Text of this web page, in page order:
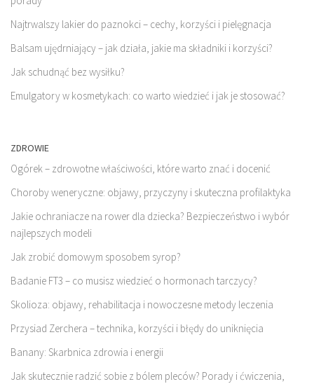
Najtrwalszy lakier do paznokci – cechy, korzyści i pielęgnacja
Balsam ujędrniający – jak działa, jakie ma składniki i korzyści?
Jak schudnąć bez wysiłku?
Emulgatory w kosmetykach: co warto wiedzieć i jak je stosować?
ZDROWIE
Ogórek – zdrowotne właściwości, które warto znać i docenić
Choroby weneryczne: objawy, przyczyny i skuteczna profilaktyka
Jakie ochraniacze na rower dla dziecka? Bezpieczeństwo i wybór
najlepszych modeli
Jak zrobić domowym sposobem syrop?
Badanie FT3 – co musisz wiedzieć o hormonach tarczycy?
Skolioza: objawy, rehabilitacja i nowoczesne metody leczenia
Przysiad Zerchera – technika, korzyści i błędy do uniknięcia
Banany: Skarbnica zdrowia i energii
Jak skutecznie radzić sobie z bólem pleców? Porady i ćwiczenia,